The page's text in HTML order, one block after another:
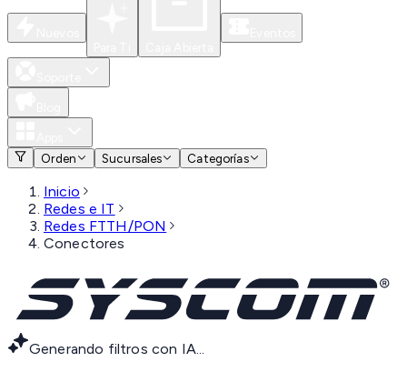
Orden
Sucursales Categorías
Inicio
Redes e IT
Redes FTTH/PON
Conectores
Generando filtros con IA...